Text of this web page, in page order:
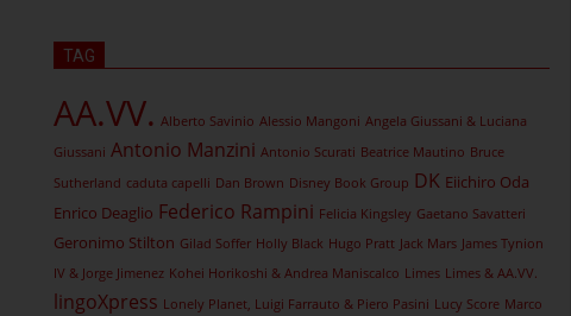
TAG
AA.VV. Alberto Savinio Alessio Mangoni Angela Giussani & Luciana
Giussani Antonio Manzini Antonio Scurati Beatrice Mautino Bruce
Sutherland caduta capelli Dan Brown Disney Book Group DK Eiichiro Oda
Enrico Deaglio Federico Rampini Felicia Kingsley Gaetano Savatteri
Geronimo Stilton Gilad Soffer Holly Black Hugo Pratt Jack Mars James Tynion
IV & Jorge Jimenez Kohei Horikoshi & Andrea Maniscalco Limes Limes & AA.VV.
lingoXpress Lonely Planet, Luigi Farrauto & Piero Pasini Lucy Score Marco